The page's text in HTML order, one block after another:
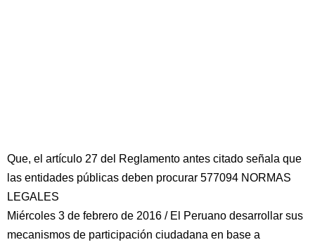
Que, el artículo 27 del Reglamento antes citado señala que
las entidades públicas deben procurar 577094 NORMAS
LEGALES
Miércoles 3 de febrero de 2016 / El Peruano desarrollar sus
mecanismos de participación ciudadana en base a